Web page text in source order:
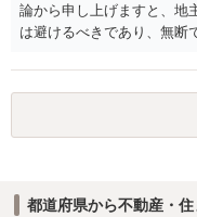
論から申し上げますと、地
は避けるべきであり、無断
上、自分のペットの遺骨を
棄には該当しないため、犯
物の所有者は質問者様であ
ります。そのため、地主に
事前に地主へ相談して許可
都道府県から不動産・